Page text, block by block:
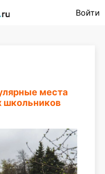
Войти
места
школьников